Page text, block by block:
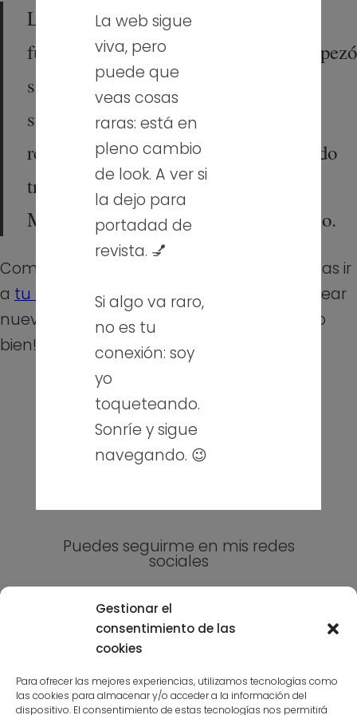
Gestionar el
consentimiento de las
cookies
Para ofrecer las mejores experiencias, utilizamos tecnologías como
las cookies para almacenar y/o acceder a la información del
dispositivo. El consentimiento de estas tecnologías nos permitirá
La empresa «Mariscos Recio» fue
fundada por Antonio Recio Mata. Empezó
siendo una pequeña empresa que
suministraba marisco a hoteles y
restaurantes, pero poco a poco se ha ido
transformando en un gran imperio.
Mariscos Recio, el mar al mejor precio.
Como nuevo usuario de WordPress, deberías ir
a tu escritoriopara borrar esta página y crear
nuevas páginas para tu contenido. ¡Pásalo
bien!
Sobre mí
Blog
Puedes seguirme en mis redes
sociales
Suscríbete a la niusleter aquí
La web sigue
viva, pero
puede que
veas cosas
raras: está en
pleno cambio
de look. A ver si
la dejo para
portadad de
revista. 💅
Si algo va raro,
no es tu
conexión: soy
yo
toqueteando.
Sonríe y sigue
navegando. 😉